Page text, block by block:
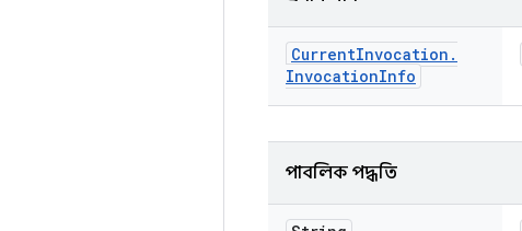
CurrentInvocation .
InvocationInfo
পাবলিক পদ্ধতি